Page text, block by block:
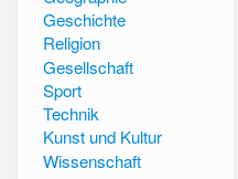
Geschichte
Religion
Gesellschaft
Sport
Technik
Kunst und Kultur
Wissenschaft